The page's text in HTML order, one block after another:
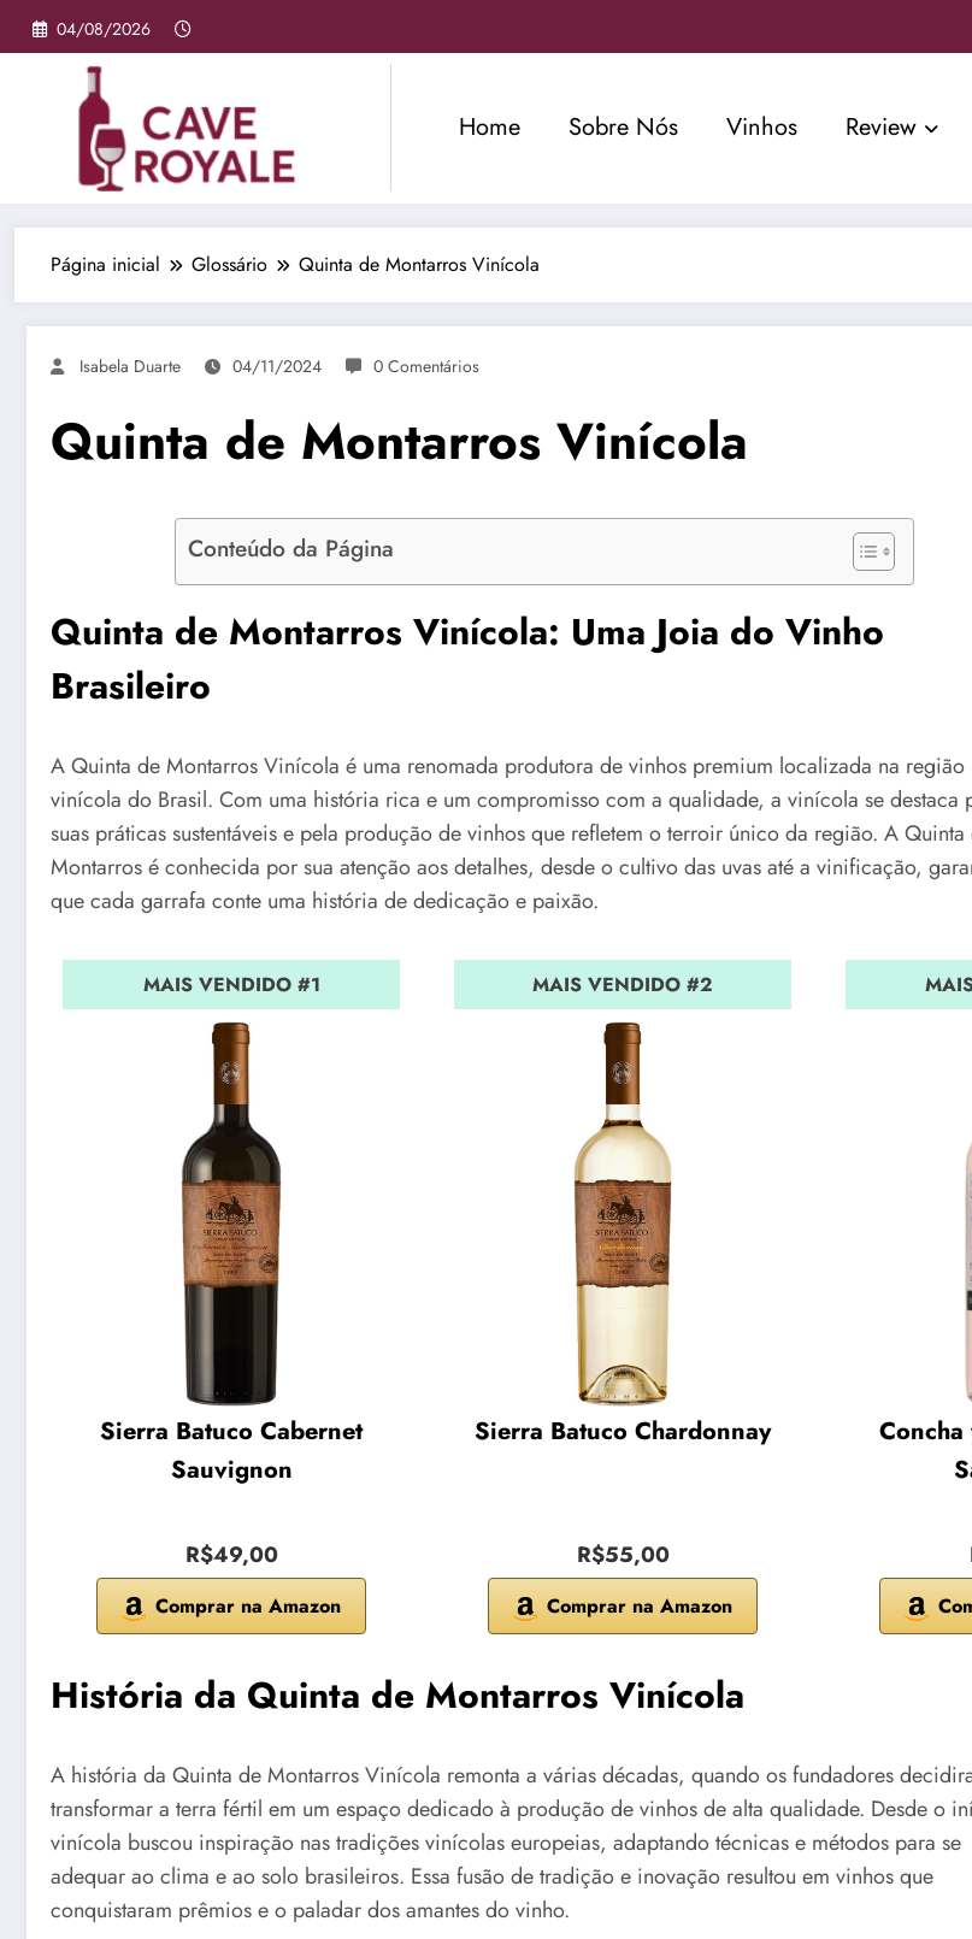
Pular
para
04/08/2026
Home Sobre Nós Vinhos Review
Página inicial Glossário Quinta de Montarros Vinícola
Isabela Duarte 04/11/2024 0 Comentários
Quinta de Montarros Vinícola
Conteúdo da Página
Quinta de Montarros Vinícola: Uma Joia do Vinho
Brasileiro
A Quinta de Montarros Vinícola é uma renomada produtora de vinhos premium localizada na região
vinícola do Brasil. Com uma história rica e um compromisso com a qualidade, a vinícola se destaca
suas práticas sustentáveis e pela produção de vinhos que refletem o terroir único da região. A Quinta
Montarros é conhecida por sua atenção aos detalhes, desde o cultivo das uvas até a vinificação,
que cada garrafa conte uma história de dedicação e paixão.
MAIS VENDIDO #1
Sierra Batuco Cabernet
Sauvignon
R$49,00
Comprar na Amazon
MAIS VENDIDO #2
Sierra Batuco Chardonnay
R$55,00
Comprar na Amazon
Concha
História da Quinta de Montarros Vinícola
A história da Quinta de Montarros Vinícola remonta a várias décadas, quando os fundadores
transformar a terra fértil em um espaço dedicado à produção de vinhos de alta qualidade. Desde o
vinícola buscou inspiração nas tradições vinícolas europeias, adaptando técnicas e métodos para se
adequar ao clima e ao solo brasileiros. Essa fusão de tradição e inovação resultou em vinhos que
conquistaram prêmios e o paladar dos amantes do vinho.